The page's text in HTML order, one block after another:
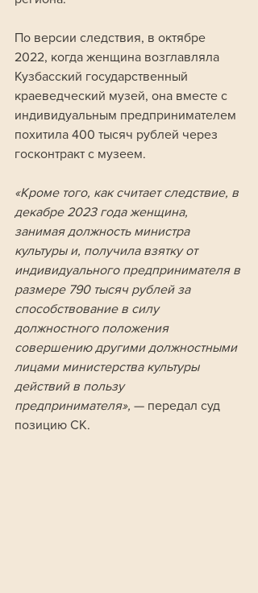
По версии следствия, в октябре
2022, когда женщина возглавляла
Кузбасский государственный
краеведческий музей, она вместе с
индивидуальным предпринимателем
похитила 400 тысяч рублей через
госконтракт с музеем.
«Кроме того, как считает следствие, в
декабре 2023 года женщина,
занимая должность министра
культуры и, получила взятку от
индивидуального предпринимателя в
размере 790 тысяч рублей за
способствование в силу
должностного положения
совершению другими должностными
лицами министерства культуры
действий в пользу
предпринимателя», — передал суд
позицию СК.